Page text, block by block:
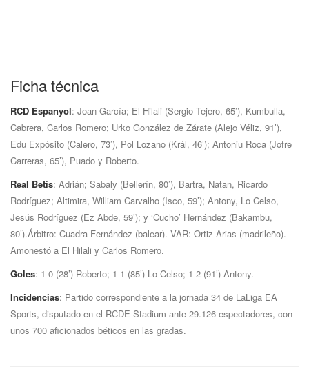
Ficha técnica
RCD Espanyol: Joan García; El Hilali (Sergio Tejero, 65’), Kumbulla,
Cabrera, Carlos Romero; Urko González de Zárate (Alejo Véliz, 91’),
Edu Expósito (Calero, 73’), Pol Lozano (Král, 46’); Antoniu Roca (Jofre
Carreras, 65’), Puado y Roberto.
Real Betis: Adrián; Sabaly (Bellerín, 80’), Bartra, Natan, Ricardo
Rodríguez; Altimira, William Carvalho (Isco, 59’); Antony, Lo Celso,
Jesús Rodríguez (Ez Abde, 59’); y ‘Cucho’ Hernández (Bakambu,
80’).Árbitro: Cuadra Fernández (balear). VAR: Ortiz Arias (madrileño).
Amonestó a El Hilali y Carlos Romero.
Goles: 1-0 (28’) Roberto; 1-1 (85’) Lo Celso; 1-2 (91’) Antony.
Incidencias: Partido correspondiente a la jornada 34 de LaLiga EA
Sports, disputado en el RCDE Stadium ante 29.126 espectadores, con
unos 700 aficionados béticos en las gradas.